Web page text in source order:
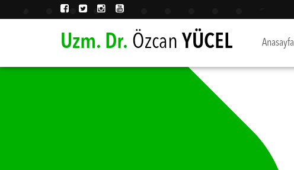
Uzm. Dr. Özcan YÜCEL Anasayfa